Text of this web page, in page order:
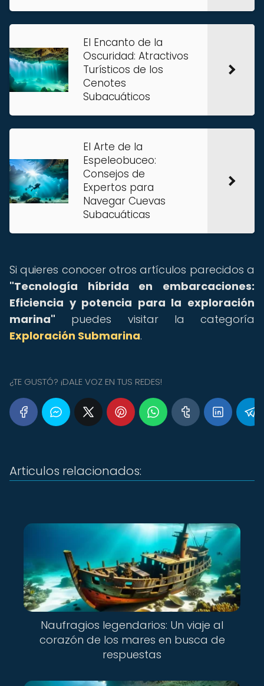
El Encanto de la
Oscuridad: Atractivos
Turísticos de los
Cenotes
Subacuáticos
El Arte de la
Espeleobuceo:
Consejos de
Expertos para
Navegar Cuevas
Subacuáticas
Si quieres conocer otros artículos parecidos a
"Tecnología híbrida en embarcaciones:
Eficiencia y potencia para la exploración
marina" puedes visitar la categoría
Exploración Submarina.
¿TE GUSTÓ? ¡DALE VOZ EN TUS REDES!
Articulos relacionados:
Naufragios legendarios: Un viaje al
corazón de los mares en busca de
respuestas